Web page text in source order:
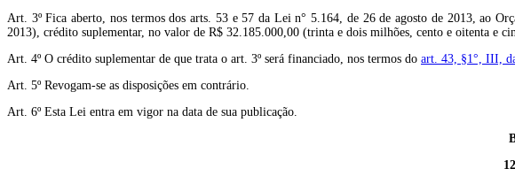
Art. 3º Fica aberto, nos termos dos arts. 53 e 57 da Lei n° 5.164, de 26 de agosto de 2013, ao
2013), crédito suplementar, no valor de R$ 32.185.000,00 (trinta e dois milhões, cento e oitenta e
Art. 4º O crédito suplementar de que trata o art. 3º será financiado, nos termos do art. 43, §1°, III,
Art. 5º Revogam-se as disposições em contrário.
Art. 6º Esta Lei entra em vigor na data de sua publicação.